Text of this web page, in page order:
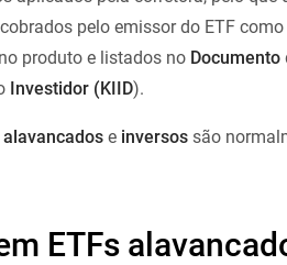
pelo emissor do ETF
produto e listados no Documento
Investidor (KIID).
alavancados e inversos são
ETFs